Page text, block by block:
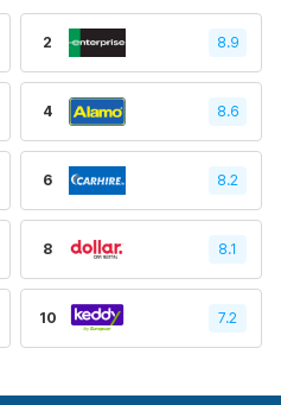
2 8.9
4 8.6
6 8.2
8 8.1
10 7.2